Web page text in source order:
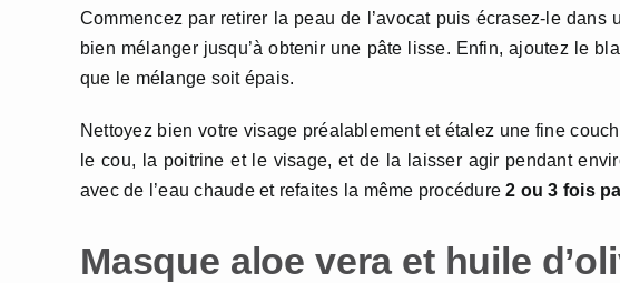
Commencez par retirer la peau de l’avocat puis écrasez-le
bien mélanger jusqu’à obtenir une pâte lisse. Enfin, ajoutez le
que le mélange soit épais.
Nettoyez bien votre visage préalablement et étalez une fine
le cou, la poitrine et le visage, et de la laisser agir pendant
avec de l’eau chaude et refaites la même procédure2 ou 3 fois
Masque aloe vera et huile